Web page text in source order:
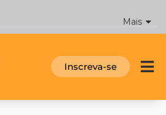
Mais
Inscreva-se